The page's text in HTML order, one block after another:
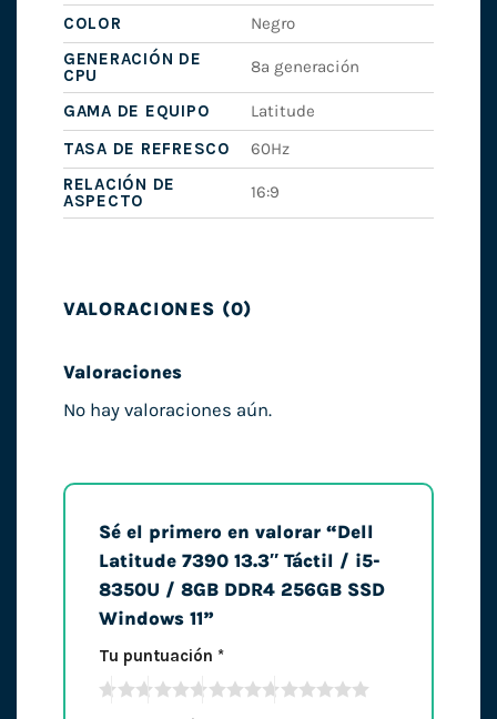
COLOR
Negro
GENERACIÓN DE
CPU
8ª generación
GAMA DE EQUIPO
Latitude
TASA DE REFRESCO
60Hz
RELACIÓN DE
ASPECTO
16:9
VALORACIONES (0)
Valoraciones
No hay valoraciones aún.
Sé el primero en valorar “Dell
Latitude 7390 13.3″ Táctil / i5-
8350U / 8GB DDR4 256GB SSD
Windows 11”
Tu puntuación *